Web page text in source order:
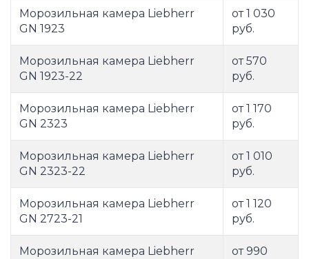
Морозильная камера Liebherr
GN 1923
от 1 030
руб.
Морозильная камера Liebherr
GN 1923-22
от 570
руб.
Морозильная камера Liebherr
GN 2323
от 1 170
руб.
Морозильная камера Liebherr
GN 2323-22
от 1 010
руб.
Морозильная камера Liebherr
GN 2723-21
от 1 120
руб.
Морозильная камера Liebherr
от 990